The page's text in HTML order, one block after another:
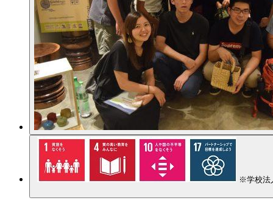
※学校法